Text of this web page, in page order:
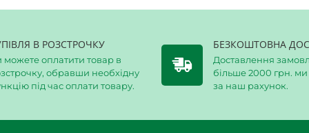
Float- ідеальний аксесуар для силових
для плавців, які хочуть поліпшити
В РОЗСТРОЧКУ
можете оплатити товар в
обравши необхідну
під час оплати товару.
БЕЗКОШТОВНА
Доставлення
більше 2000 грн.
за наш рахунок.